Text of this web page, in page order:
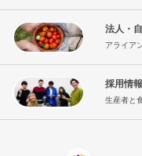
法人・
アライア
採用情報
生産者と